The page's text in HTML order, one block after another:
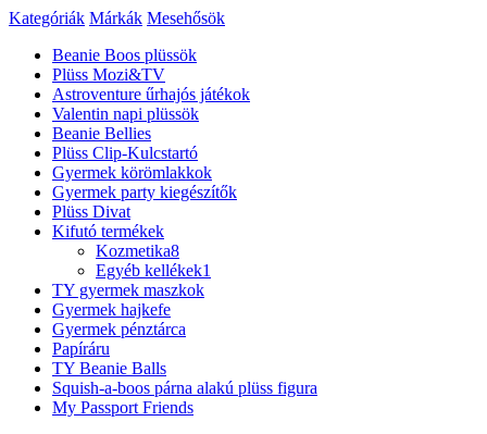
Kategóriák Márkák Mesehősök
Beanie Boos plüssök
Plüss Mozi&TV
Astroventure űrhajós játékok
Valentin napi plüssök
Beanie Bellies
Plüss Clip-Kulcstartó
Gyermek körömlakkok
Gyermek party kiegészítők
Plüss Divat
Kifutó termékek
Kozmetika8
Egyéb kellékek1
TY gyermek maszkok
Gyermek hajkefe
Gyermek pénztárca
Papíráru
TY Beanie Balls
Squish-a-boos párna alakú plüss figura
My Passport Friends